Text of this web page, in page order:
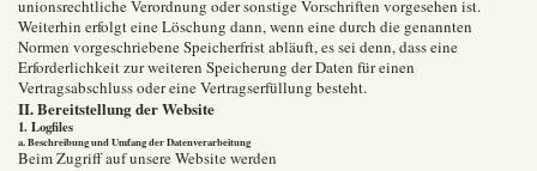
unionsrechtliche Verordnung oder sonstige Vorschriften vorgesehen ist.
Weiterhin erfolgt eine Löschung dann, wenn eine durch die genannten
Normen vorgeschriebene Speicherfrist abläuft, es sei denn, dass eine
Erforderlichkeit zur weiteren Speicherung der Daten für einen
Vertragsabschluss oder eine Vertragserfüllung besteht.
II. Bereitstellung der Website
1. Logfiles
a. Beschreibung und Umfang der Datenverarbeitung
Beim Zugriff auf unsere Website werden